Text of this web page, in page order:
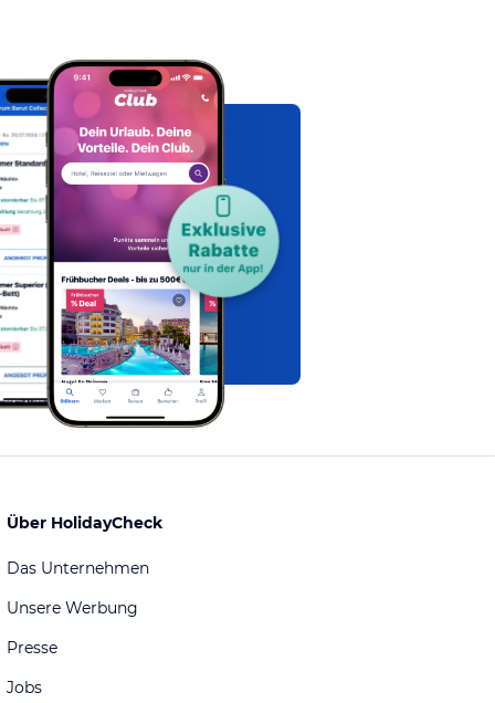
Über HolidayCheck
Das Unternehmen
Unsere Werbung
Presse
Jobs